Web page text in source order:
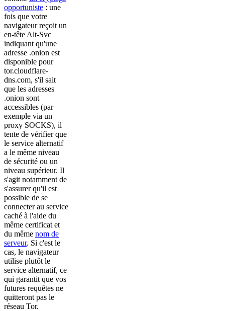
opportuniste : une
fois que votre
navigateur reçoit un
en-tête Alt-Svc
indiquant qu'une
adresse .onion est
disponible pour
tor.cloudflare-
dns.com, s'il sait
que les adresses
.onion sont
accessibles (par
exemple via un
proxy SOCKS), il
tente de vérifier que
le service alternatif
a le même niveau
de sécurité ou un
niveau supérieur. Il
s'agit notamment de
s'assurer qu'il est
possible de se
connecter au service
caché à l'aide du
même certificat et
du même nom de
serveur. Si c'est le
cas, le navigateur
utilise plutôt le
service alternatif, ce
qui garantit que vos
futures requêtes ne
quitteront pas le
réseau Tor.